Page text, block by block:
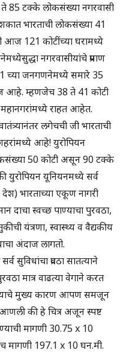
85 टक्के लोकसंख्या नगरवासी
भारताची लोकसंख्या 41
आज 121 कोटींच्या घरामध्ये
नगरवासीयांचे प्रमाण
जनगणनेमध्ये समारे 35
आहे. म्हणजेच 38 ते 41 कोटी
राहत आहेत.
लगेचची जी भारताची
आहे! युरोपियन
50 कोटी असून 90 टक्के
युरोपियन यूनियनमध्ये सर्व
भारताच्या एकूण नागरी
दाचा स्वच्छ पाण्याचा पुरवठा,
यंत्रणा, स्वास्थ्य व वैद्यकीय
अंदाज लागतो.
सुविधांचा प्रवठा सातत्याने
मात्र वाढत्या वेगाने करत
मुख्य कारण आपण समजून
की हे चित्र अजून स्पष्ट
मागणी 30.75 x 10
मागणी 197.1 x 10 घन.मी.